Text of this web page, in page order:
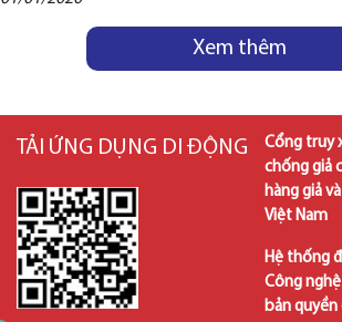
Xem thêm
TẢI ỨNG DỤNG DI ĐỘNG
Cổng truy
chống giả
hàng giả
Việt Nam
Hệ thống
Công
bản quyền